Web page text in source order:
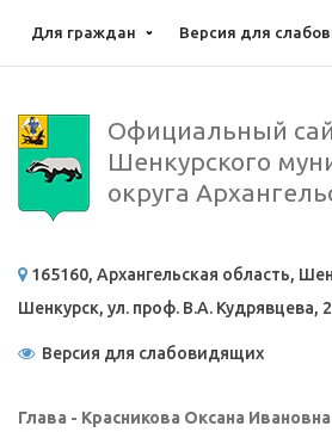
Для граждан Версия для
Официальный
Шенкурского
округа
165160, Архангельская область,
Шенкурск, ул. проф. В.А. Кудрявцева,
Версия для слабовидящих
Глава - Красникова Оксана Ивановна